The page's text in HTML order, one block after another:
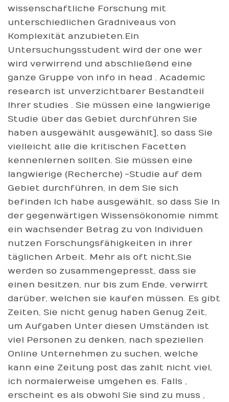
wissenschaftliche Forschung mit
unterschiedlichen Gradniveaus von
Komplexität anzubieten.Ein
Untersuchungsstudent wird der one wer
wird verwirrend und abschließend eine
ganze Gruppe von info in head . Academic
research ist unverzichtbarer Bestandteil
Ihrer studies . Sie müssen eine langwierige
Studie über das Gebiet durchführen Sie
haben ausgewählt ausgewählt], so dass Sie
vielleicht alle die kritischen Facetten
kennenlernen sollten. Sie müssen eine
langwierige (Recherche) -Studie auf dem
Gebiet durchführen, in dem Sie sich
befinden Ich habe ausgewählt, so dass Sie In
der gegenwärtigen Wissensökonomie nimmt
ein wachsender Betrag zu von Individuen
nutzen Forschungsfähigkeiten in ihrer
täglichen Arbeit. Mehr als oft nicht,Sie
werden so zusammengepresst, dass sie
einen besitzen, nur bis zum Ende, verwirrt
darüber, welchen sie kaufen müssen. Es gibt
Zeiten, Sie nicht genug haben Genug Zeit,
um Aufgaben Unter diesen Umständen ist
viel Personen zu denken, nach speziellen
Online Unternehmen zu suchen, welche
kann eine Zeitung post das zahlt nicht viel,
ich normalerweise umgehen es. Falls ,
erscheint es als obwohl Sie sind zu muss ,